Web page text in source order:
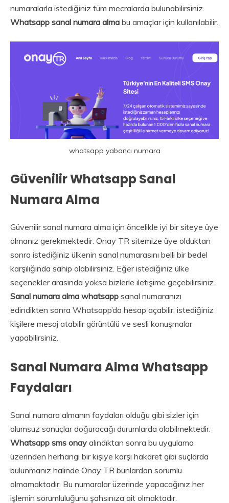
numaralarla istediğiniz tüm mecralarda bulunabilirsiniz.
Whatsapp sanal numara alma bu amaçlar için kullanılabilir.
whatsapp yabancı numara
Güvenilir Whatsapp Sanal
Numara Alma
Güvenilir sanal numara alma için öncelikle iyi bir siteye üye
olmanız gerekmektedir. Onay TR sitemize üye olduktan
sonra istediğiniz ülkenin sanal numarasını belli bir bedel
karşılığında sahip olabilirsiniz. Eğer istediğiniz ülke
seçenekler arasında yoksa bizlerle iletişime geçebilirsiniz.
Sanal numara alma whatsapp sanal numaranızı
edindikten sonra Whatsapp’da hesap açabilir, istediğiniz
kişilere mesaj atabilir görüntülü ve sesli konuşmalar
yapabilirsiniz.
Sanal Numara Alma Whatsapp
Faydaları
Sanal numara almanın faydaları olduğu gibi sizler için
olumsuz sonuçlar doğuracağı durumlarda olabilmektedir.
Whatsapp sms onay alındıktan sonra bu uygulama
üzerinden herhangi bir kişiye karşı hakaret gibi suçlarda
bulunmanız halinde Onay TR bunlardan sorumlu
olmamaktadır. Bu numaralar üzerinde yapacağınız her
işlemin sorumluluğunu şahsınıza ait olmaktadır.